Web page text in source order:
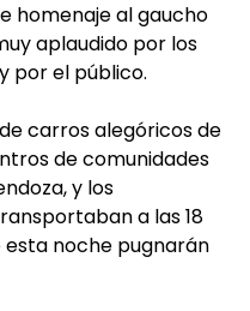
homenaje al gaucho
aplaudido por los
por el público.
carros alegóricos de
de comunidades
y los
a las 18
noche pugnarán